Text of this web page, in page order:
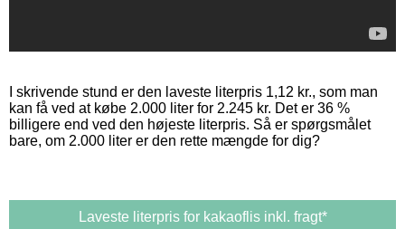
I skrivende stund er den laveste literpris 1,12 kr., som man
kan få ved at købe 2.000 liter for 2.245 kr. Det er 36 %
billigere end ved den højeste literpris. Så er spørgsmålet
bare, om 2.000 liter er den rette mængde for dig?
Laveste literpris for kakaoflis inkl. fragt*